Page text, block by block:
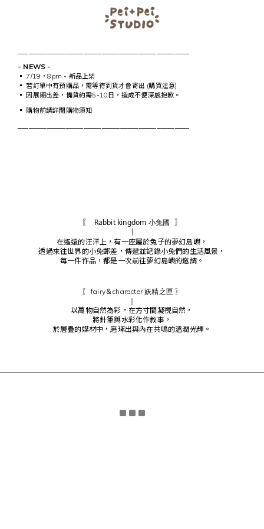
- NEWS -
▪︎ 7/19，8pm - 新品上架
▪︎ 若訂單中有預購品，需等待到貨才會寄出 (購買注意)
▪︎ 因展期出差，備貨約需5-10日，造成不便深感抱歉。
▪︎ 購物前請詳閱購物須知
〖 Rabbit kingdom 小兔國 〗
在遙遠的汪洋上，有一座屬於兔子的夢幻島嶼，
透過來往世界的小兔郵差，傳遞並記錄小兔們的生活風景，
每一件作品，都是一次前往夢幻島嶼的邀請。
〖 fairy＆character妖精之匣 〗
｜
以萬物自然為彩，在方寸間凝視自然，
將針筆與水彩化作敘事，
於層疊的媒材中，磨琢出與內在共鳴的溫潤光輝。